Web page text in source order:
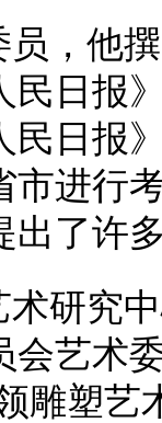
，他撰
民日报
民日报
市进行
出了许
研究中
艺术
雕塑